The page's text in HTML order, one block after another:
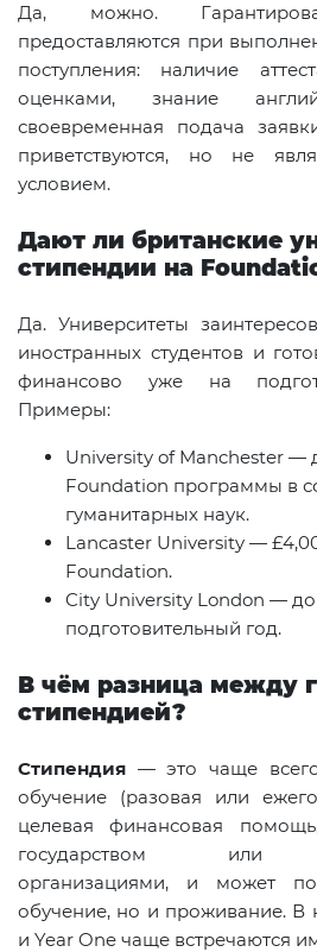
Да, можно.
предоставляются при
поступления: наличие
оценками, знание
своевременная подача
приветствуются, но не
условием.
Дают ли британские
стипендии на
Да. Университеты
иностранных студентов и
финансово уже на
Примеры:
University of Manchester —
Foundation программы в
гуманитарных наук.
Lancaster University —
Foundation.
City University London — до
подготовительный год.
В чём разница между
стипендией?
Стипендия — это чаще
обучение (разовая или
целевая финансовая
государством или
организациями, и может
обучение, но и проживание. В
и Year One чаще встречаются